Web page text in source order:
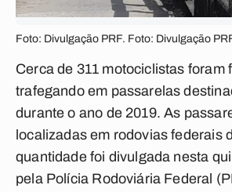
Foto: Divulgação PRF. Foto: Divulgação
Cerca de 311 motociclistas foram
trafegando em passarelas
durante o ano de 2019. As
localizadas em rodovias federais
quantidade foi divulgada nesta
pela Polícia Rodoviária Federal